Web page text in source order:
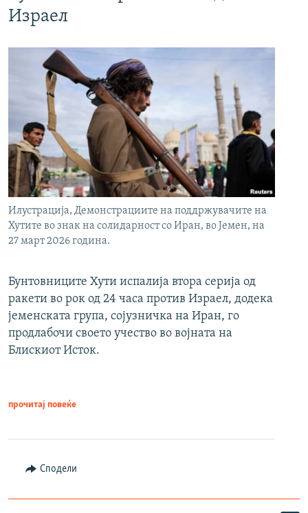
Израел
Илустрација, Демонстрациите на поддржувачите на
Хутите во знак на солидарност со Иран, во Јемен, на
27 март 2026 година.
Бунтовниците Хути испалија втора серија од
ракети во рок од 24 часа против Израел, додека
јеменската група, сојузничка на Иран, го
продлабочи своето учество во војната на
Блискиот Исток.
прочитај повеќе
Сподели